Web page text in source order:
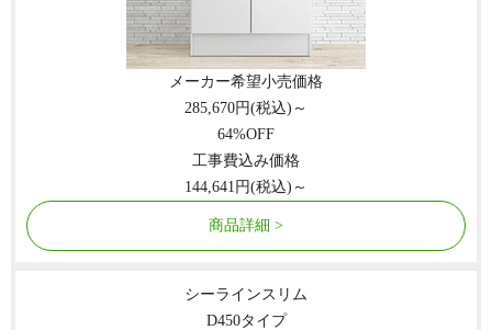
メーカー希望小売価格
285,670円(税込)～
64%OFF
工事費込み価格
144,641 円(税込)～
商品詳細
シーラインスリム
D450タイプ